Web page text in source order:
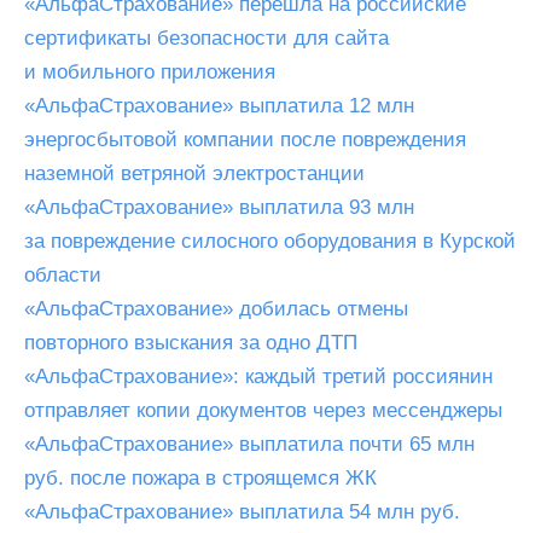
сертификаты безопасности для сайта
и мобильного приложения
«АльфаСтрахование» выплатила 12 млн
энергосбытовой компании после повреждения
наземной ветряной электростанции
«АльфаСтрахование» выплатила 93 млн
за повреждение силосного оборудования в Курской
области
«АльфаСтрахование» добилась отмены
повторного взыскания за одно ДТП
«АльфаСтрахование»: каждый третий россиянин
отправляет копии документов через мессенджеры
«АльфаСтрахование» выплатила почти 65 млн
руб. после пожара в строящемся ЖК
«АльфаСтрахование» выплатила 54 млн руб.